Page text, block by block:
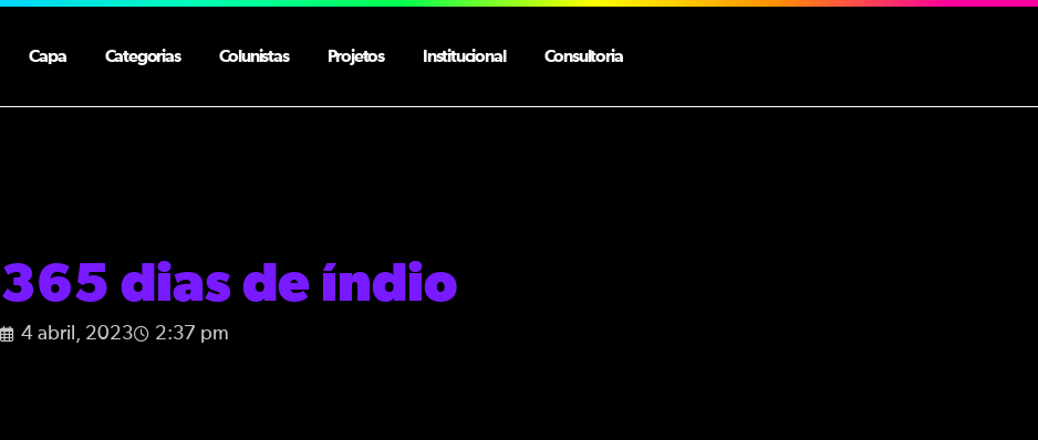
Capa Categorias Colunistas Projetos Institucional Consultoria
365 dias de índio
4 abril, 2023 2:37 pm